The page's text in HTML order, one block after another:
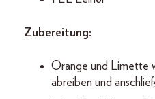
Zubereitung:
Orange und Limette
abreiben und